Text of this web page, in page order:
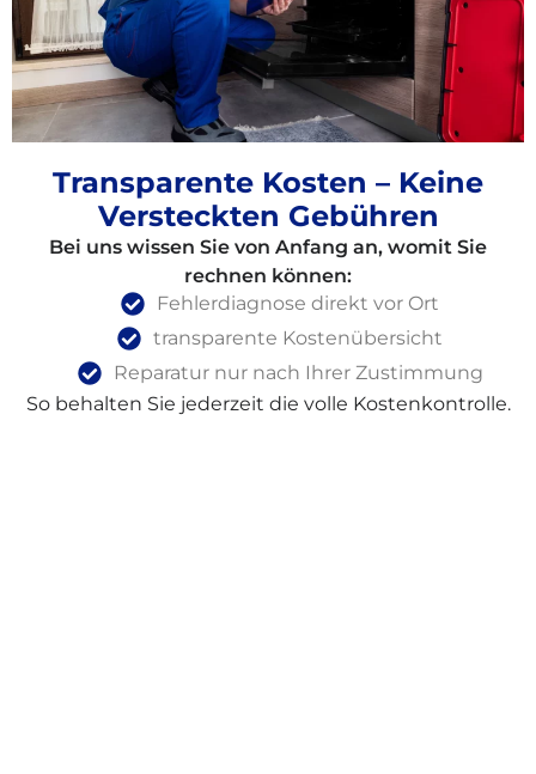
Transparente Kosten – Keine
Versteckten Gebühren
Bei uns wissen Sie von Anfang an, womit Sie
rechnen können:
Fehlerdiagnose direkt vor Ort
transparente Kostenübersicht
Reparatur nur nach Ihrer Zustimmung
So behalten Sie jederzeit die volle Kostenkontrolle.